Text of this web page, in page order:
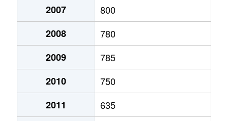
千代台町
3,100万円
千代台町
2,400万円
富岡町
1,700万円
富岡町
590万円
1,700万円
2007
800
2008
780
2009
785
2010
750
2011
635